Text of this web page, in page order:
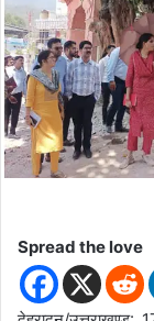
a
n
e
m
a
i
l
Spread the love